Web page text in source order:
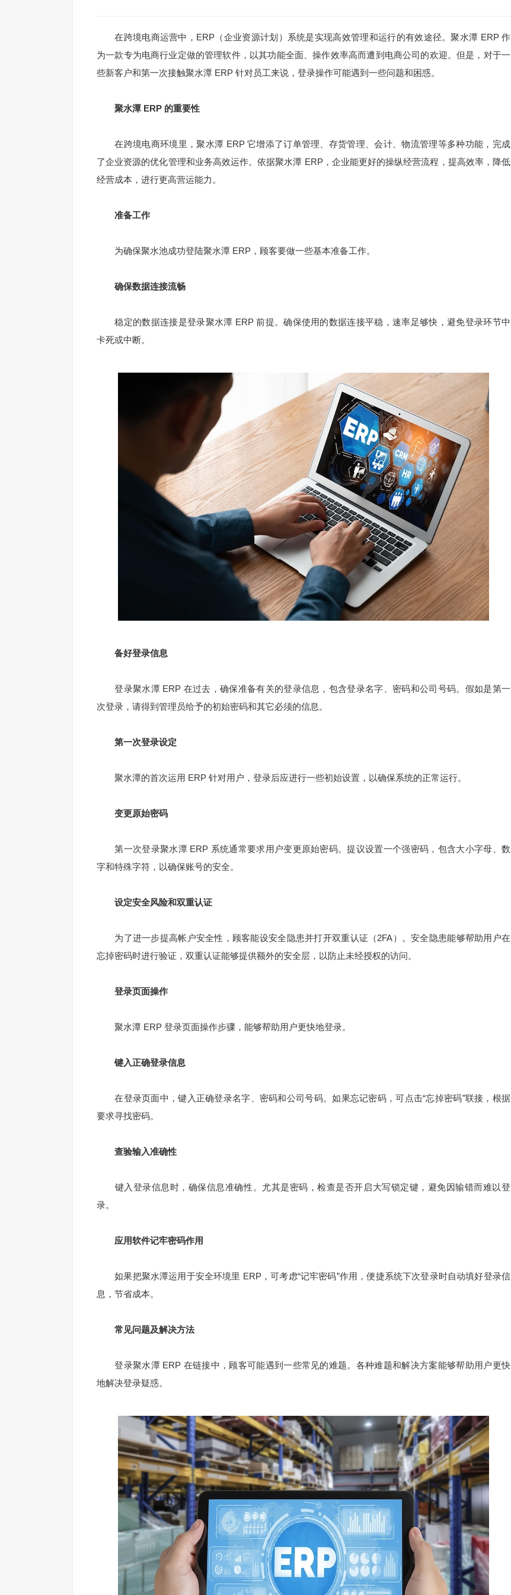
在跨境电商运营中，ERP（企业资源计划）系统是实现高效管理和运行的有效途径。聚水潭 ERP 作
为一款专为电商行业定做的管理软件，以其功能全面、操作效率高而遭到电商公司的欢迎。但是，对于一
些新客户和第一次接触聚水潭 ERP 针对员工来说，登录操作可能遇到一些问题和困惑。
聚水潭 ERP 的重要性
在跨境电商环境里，聚水潭 ERP 它增添了订单管理、存货管理、会计、物流管理等多种功能，完成
了企业资源的优化管理和业务高效运作。依据聚水潭 ERP，企业能更好的操纵经营流程，提高效率，降低
经营成本，进行更高营运能力。
准备工作
为确保聚水池成功登陆聚水潭 ERP，顾客要做一些基本准备工作。
确保数据连接流畅
稳定的数据连接是登录聚水潭 ERP 前提。确保使用的数据连接平稳，速率足够快，避免登录环节中
卡死或中断。
备好登录信息
登录聚水潭 ERP 在过去，确保准备有关的登录信息，包含登录名字、密码和公司号码。假如是第一
次登录，请得到管理员给予的初始密码和其它必须的信息。
第一次登录设定
聚水潭的首次运用 ERP 针对用户，登录后应进行一些初始设置，以确保系统的正常运行。
变更原始密码
第一次登录聚水潭 ERP 系统通常要求用户变更原始密码。提议设置一个强密码，包含大小字母、数
字和特殊字符，以确保账号的安全。
设定安全风险和双重认证
为了进一步提高帐户安全性，顾客能设安全隐患并打开双重认证（2FA）。安全隐患能够帮助用户在
忘掉密码时进行验证，双重认证能够提供额外的安全层，以防止未经授权的访问。
登录页面操作
聚水潭 ERP 登录页面操作步骤，能够帮助用户更快地登录。
键入正确登录信息
在登录页面中，键入正确登录名字、密码和公司号码。如果忘记密码，可点击“忘掉密码”联接，根据
要求寻找密码。
查验输入准确性
键入登录信息时，确保信息准确性。尤其是密码，检查是否开启大写锁定键，避免因输错而难以登
录。
应用软件记牢密码作用
如果把聚水潭运用于安全环境里 ERP，可考虑“记牢密码”作用，便捷系统下次登录时自动填好登录信
息，节省成本。
常见问题及解决方法
登录聚水潭 ERP 在链接中，顾客可能遇到一些常见的难题。各种难题和解决方案能够帮助用户更快
地解决登录疑惑。